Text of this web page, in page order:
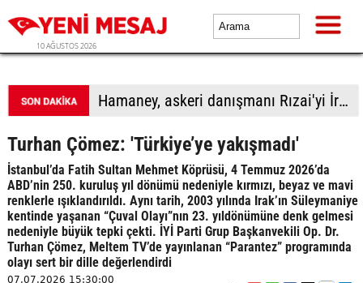
10 AĞUSTOS 2026
Trump: İran ile temasları fazla büyütmeden yürütüyoruz
Turhan Çömez: 'Türkiye’ye yakışmadı'
İstanbul’da Fatih Sultan Mehmet Köprüsü, 4 Temmuz 2026’da
ABD’nin 250. kuruluş yıl dönümü nedeniyle kırmızı, beyaz ve mavi
renklerle ışıklandırıldı. Aynı tarih, 2003 yılında Irak’ın Süleymaniye
kentinde yaşanan “Çuval Olayı”nın 23. yıldönümüne denk gelmesi
nedeniyle büyük tepki çekti. İYİ Parti Grup Başkanvekili Op. Dr.
Turhan Çömez, Meltem TV’de yayınlanan “Parantez” programında
olayı sert bir dille değerlendirdi
07.07.2026 15:30:00